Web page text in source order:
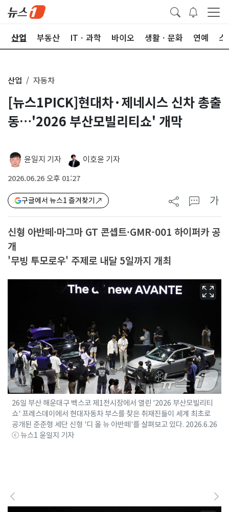
산업 부동산 ITㆍ과학 바이오 생활ㆍ문화 연예 스
산업 자동차
[뉴스1PICK]현대차·제네시스 신차 총출
동…'2026 부산모빌리티쇼' 개막
윤일지 기자 이호윤 기자
2026.06.26 오후 01:27
구글에서 뉴스1 즐겨찾기 가
신형 아반떼·마그마 GT 콘셉트·GMR-001 하이퍼카 공
개
'무빙 투모로우' 주제로 내달 5일까지 개최
26일 부산 해운대구 벡스코 제1전시장에서 열린 '2026 부산모빌리티
쇼' 프레스데이에서 현대자동차 부스를 찾은 취재진들이 세계 최초로
공개된 준준형 세단 신형 '디 올 뉴 아반떼'를 살펴보고 있다. 2026.6.26
ⓒ 뉴스1 윤일지 기자